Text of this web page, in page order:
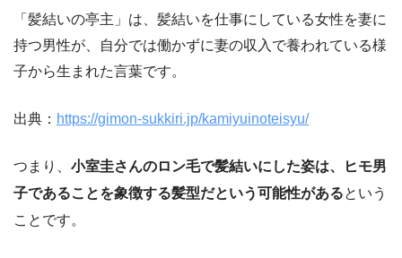
「髪結いの亭主」は、髪結いを仕事にしている女性を妻に
持つ男性が、自分では働かずに妻の収入で養われている様
子から生まれた言葉です。
出典： https://gimon-sukkiri.jp/kamiyuinoteisyu/
つまり、 小室圭さんのロン毛で髪結いにした姿は、ヒモ男
子であることを象徴する髪型だという可能性があるという
ことです。